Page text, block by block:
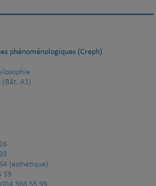
phénoménologiques (Creph)
(Bât. A1)
(esthétique)
59